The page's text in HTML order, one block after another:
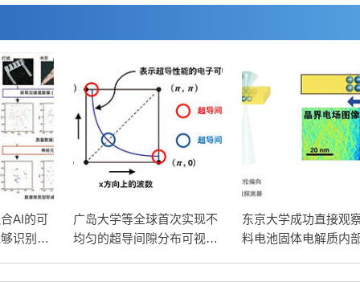
AI的可
识别动
广岛大学等全球首次实现不
均匀的超导间隙分布可视
东京大学成功直接观
料电池固体电解质内